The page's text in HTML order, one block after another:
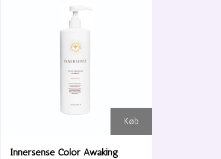
Køb
Innersense Color Awaking